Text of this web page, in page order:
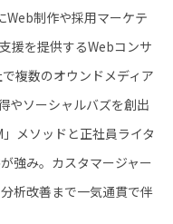
制作や採用マーケテ
援を提供するWebコンサ
複数のオウンドメディア
やソーシャルバズを創出
メソッドと正社員ライタ
強み。カスタマージャー
析改善まで一気通貫で伴